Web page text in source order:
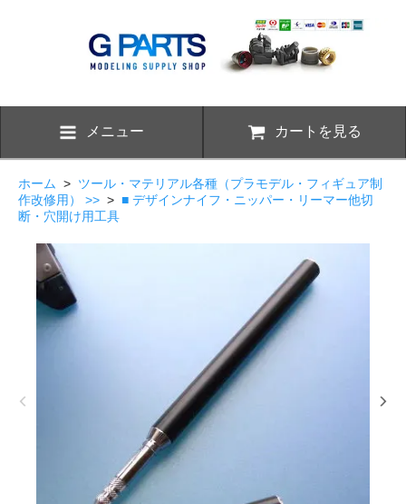
メニュー カートを見る
ホーム > ツール・マテリアル各種（プラモデル・フィギュア制
作改修用） >> > ■ デザインナイフ・ニッパー・リーマー他切
断・穴開け用工具